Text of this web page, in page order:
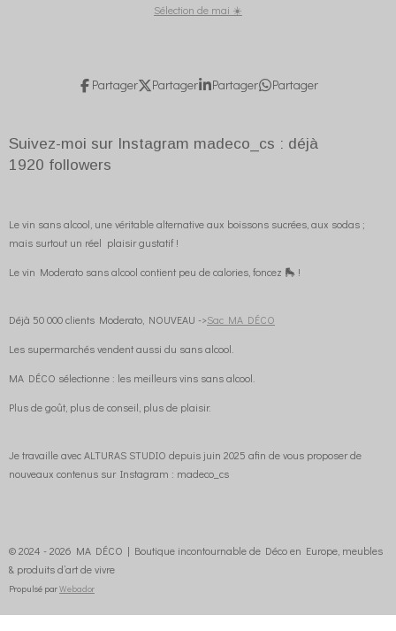
Sélection de mai ☀️
Partager Partager Partager Partager
Suivez-moi sur Instagram madeco_cs : déjà
1920 followers
Le vin sans alcool, une véritable alternative aux boissons sucrées, aux sodas ;
mais surtout un réel plaisir gustatif !
Le vin Moderato sans alcool contient peu de calories, foncez 🛼 !
Déjà 50 000 clients Moderato, NOUVEAU ->Sac MA DÉCO
Les supermarchés vendent aussi du sans alcool.
MA DÉCO sélectionne : les meilleurs vins sans alcool.
Plus de goût, plus de conseil, plus de plaisir.
Je travaille avec ALTURAS STUDIO depuis juin 2025 afin de vous proposer de
nouveaux contenus sur Instagram : madeco_cs
© 2024 - 2026 MA DÉCO | Boutique incontournable de Déco en Europe, meubles
& produits d’art de vivre
Propulsé parWebador